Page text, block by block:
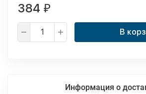
384 ₽
В
Информация о